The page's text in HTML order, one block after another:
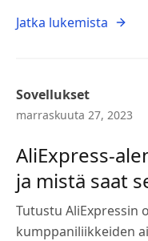
Jatka lukemista
Sovellukset
marraskuuta 27, 2023
AliExpress-
ja mistä saat
Tutustu AliExpressin
kumppaniliikkeiden